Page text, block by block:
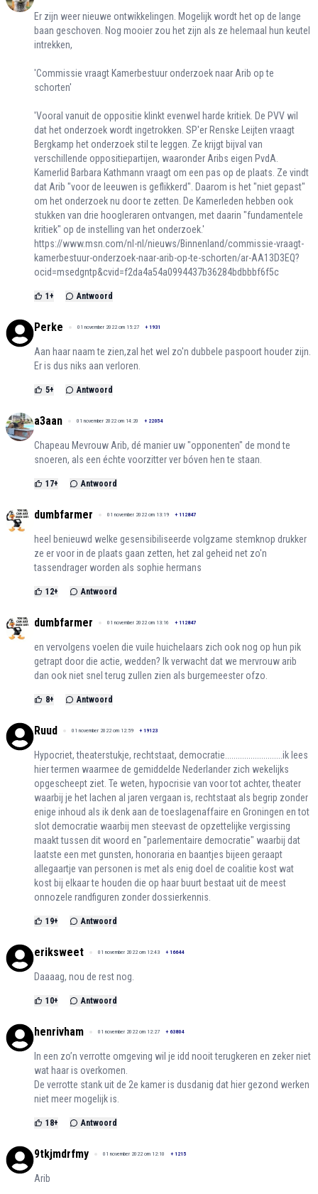
Er zijn weer nieuwe ontwikkelingen. Mogelijk wordt het op de lange
baan geschoven. Nog mooier zou het zijn als ze helemaal hun keutel
intrekken,
'Commissie vraagt Kamerbestuur onderzoek naar Arib op te
schorten'
'Vooral vanuit de oppositie klinkt evenwel harde kritiek. De PVV wil
dat het onderzoek wordt ingetrokken. SP'er Renske Leijten vraagt
Bergkamp het onderzoek stil te leggen. Ze krijgt bijval van
verschillende oppositiepartijen, waaronder Aribs eigen PvdA.
Kamerlid Barbara Kathmann vraagt om een pas op de plaats. Ze vindt
dat Arib "voor de leeuwen is geflikkerd". Daarom is het "niet gepast"
om het onderzoek nu door te zetten. De Kamerleden hebben ook
stukken van drie hoogleraren ontvangen, met daarin "fundamentele
kritiek" op de instelling van het onderzoek.'
https://www.msn.com/nl-nl/nieuws/Binnenland/commissie-vraagt-
kamerbestuur-onderzoek-naar-arib-op-te-schorten/ar-AA13D3EQ?
ocid=msedgntp&cvid=f2da4a54a0994437b36284bdbbbf6f5c
1 + Antwoord
Perke 01 november 2022 om 15:27 + 1931
Aan haar naam te zien,zal het wel zo'n dubbele paspoort houder zijn.
Er is dus niks aan verloren.
5+ Antwoord
a3aan 01 november 2022 om 14:20 + 22054
Chapeau Mevrouw Arib, dé manier uw "opponenten" de mond te
snoeren, als een échte voorzitter ver bóven hen te staan.
17+ Antwoord
dumbfarmer 01 november 2022 om 13:19 + 112847
heel benieuwd welke gesensibiliseerde volgzame stemknop drukker
ze er voor in de plaats gaan zetten, het zal geheid net zo'n
tassendrager worden als sophie hermans
12+ Antwoord
dumbfarmer 01 november 2022 om 13:16 + 112847
en vervolgens voelen die vuile huichelaars zich ook nog op hun pik
getrapt door die actie, wedden? Ik verwacht dat we mervrouw arib
dan ook niet snel terug zullen zien als burgemeester ofzo.
8+ Antwoord
Ruud 01 november 2022 om 12:59 + 19123
Hypocriet, theaterstukje, rechtstaat, democratie...........................ik lees
hier termen waarmee de gemiddelde Nederlander zich wekelijks
opgescheept ziet. Te weten, hypocrisie van voor tot achter, theater
waarbij je het lachen al jaren vergaan is, rechtstaat als begrip zonder
enige inhoud als ik denk aan de toeslagenaffaire en Groningen en tot
slot democratie waarbij men steevast de opzettelijke vergissing
maakt tussen dit woord en "parlementaire democratie" waarbij dat
laatste een met gunsten, honoraria en baantjes bijeen geraapt
allegaartje van personen is met als enig doel de coalitie kost wat
kost bij elkaar te houden die op haar buurt bestaat uit de meest
onnozele randfiguren zonder dossierkennis.
19+ Antwoord
eriksweet 01 november 2022 om 12:43 + 16644
Daaaag, nou de rest nog.
10+ Antwoord
henrivham 01 november 2022 om 12:27 + 63804
In een zo’n verrotte omgeving wil je idd nooit terugkeren en zeker niet
wat haar is overkomen.
De verrotte stank uit de 2e kamer is dusdanig dat hier gezond werken
niet meer mogelijk is.
18+ Antwoord
9tkjmdrfmy 01 november 2022 om 12:10 + 1215
Arib